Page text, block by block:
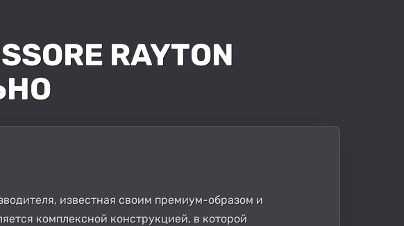
RAYTON
известная своим премиум-образом и
комплексной конструкцией, в которой